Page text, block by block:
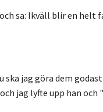
sa: Ikväll blir en helt
ska jag göra dem
jag lyfte upp han